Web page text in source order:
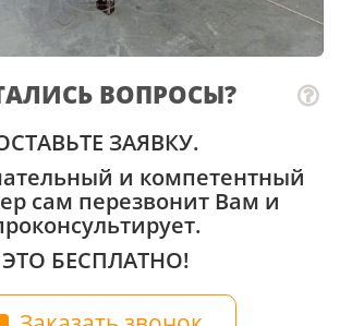
ВОПРОСЫ?
ЗАЯВКУ.
и компетентный
сам перезвонит Вам и
ЭТО БЕСПЛАТНО!